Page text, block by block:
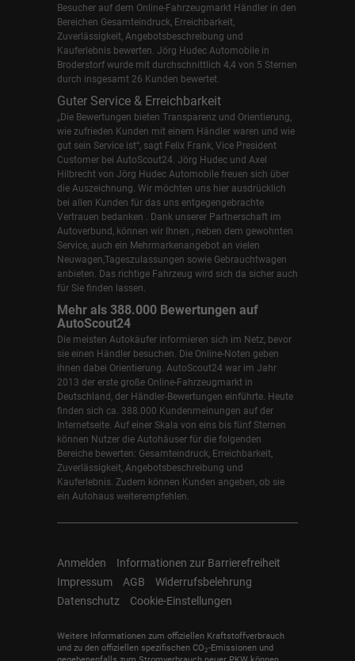
Besucher auf dem Online-Fahrzeugmarkt Händler in den
Bereichen Gesamteindruck, Erreichbarkeit,
Zuverlässigkeit, Angebotsbeschreibung und
Kauferlebnis bewerten. Jörg Hudec Automobile in
Broderstorf wurde mit durchschnittlich 4,4 von 5 Sternen
durch insgesamt 26 Kunden bewertet.
Guter Service & Erreichbarkeit
„Die Bewertungen bieten Transparenz und Orientierung,
wie zufrieden Kunden mit einem Händler waren und wie
gut sein Service ist“, sagt Felix Frank, Vice President
Customer bei AutoScout24. Jörg Hudec und Axel
Hilbrecht von Jörg Hudec Automobile freuen sich über
die Auszeichnung. Wir möchten uns hier ausdrücklich
bei allen Kunden für das uns entgegengebrachte
Vertrauen bedanken . Dank unserer Partnerschaft im
Autoverbund, können wir Ihnen , neben dem gewohnten
Service, auch ein Mehrmarkenangebot an vielen
Neuwagen,Tageszulassungen sowie Gebrauchtwagen
anbieten. Das richtige Fahrzeug wird sich da sicher auch
für Sie finden lassen.
Mehr als 388.000 Bewertungen auf
AutoScout24
Die meisten Autokäufer informieren sich im Netz, bevor
sie einen Händler besuchen. Die Online-Noten geben
ihnen dabei Orientierung. AutoScout24 war im Jahr
2013 der erste große Online-Fahrzeugmarkt in
Deutschland, der Händler-Bewertungen einführte. Heute
finden sich ca. 388.000 Kundenmeinungen auf der
Internetseite. Auf einer Skala von eins bis fünf Sternen
können Nutzer die Autohäuser für die folgenden
Bereiche bewerten: Gesamteindruck, Erreichbarkeit,
Zuverlässigkeit, Angebotsbeschreibung und
Kauferlebnis. Zudem können Kunden angeben, ob sie
ein Autohaus weiterempfehlen.
Anmelden
Informationen zur Barrierefreiheit
Impressum
AGB
Widerrufsbelehrung
Datenschutz
Cookie-Einstellungen
Weitere Informationen zum offiziellen Kraftstoffverbrauch
und zu den offiziellen spezifischen CO2-Emissionen und